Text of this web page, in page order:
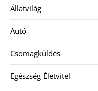
Állatvilág
Autó
Csomagküldés
Egészség-Életvitel